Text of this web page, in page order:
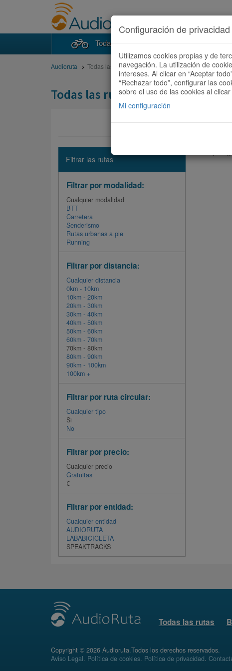
Todas las rutas
Audioruta Todas las rutas
Todas las rutas
Filtrar las rutas
Filtrar por modalidad:
Cualquier modalidad
BTT
Carretera
Senderismo
Rutas urbanas a pie
Running
Filtrar por distancia:
Cualquier distancia
0km - 10km
10km - 20km
20km - 30km
30km - 40km
40km - 50km
50km - 60km
60km - 70km
70km - 80km
80km - 90km
90km - 100km
100km +
Filtrar por ruta circular:
Cualquier tipo
Si
No
Filtrar por precio:
Cualquier precio
Gratuitas
€
Filtrar por entidad:
Cualquier entidad
AUDIORUTA
LABABICICLETA
SPEAKTRACKS
Todas las rutas
Copyright © 2026 Audioruta.Todos los derechos reservados.
Aviso Legal. Política de cookies. Política de privacidad.
Configuración de privacidad
Utilizamos cookies propias y de
navegación. La utilización de
intereses. Al clicar en “Aceptar
“Rechazar todo”, configurar las
sobre el uso de las cookies al
Mi configuración